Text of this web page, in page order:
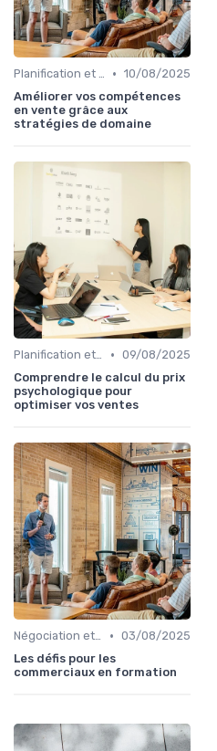
Planification et stratégie de vente • 10/08/2025
Améliorer vos compétences
en vente grâce aux
stratégies de domaine
Planification et stratégie de vente • 09/08/2025
Comprendre le calcul du prix
psychologique pour
optimiser vos ventes
Négociation et persuasion • 03/08/2025
Les défis pour les
commerciaux en formation